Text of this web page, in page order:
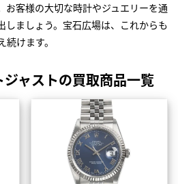
お客様の大切な時計やジュエリーを通
しましょう。宝石広場は、これからも
けます。
ャストの買取商品一覧